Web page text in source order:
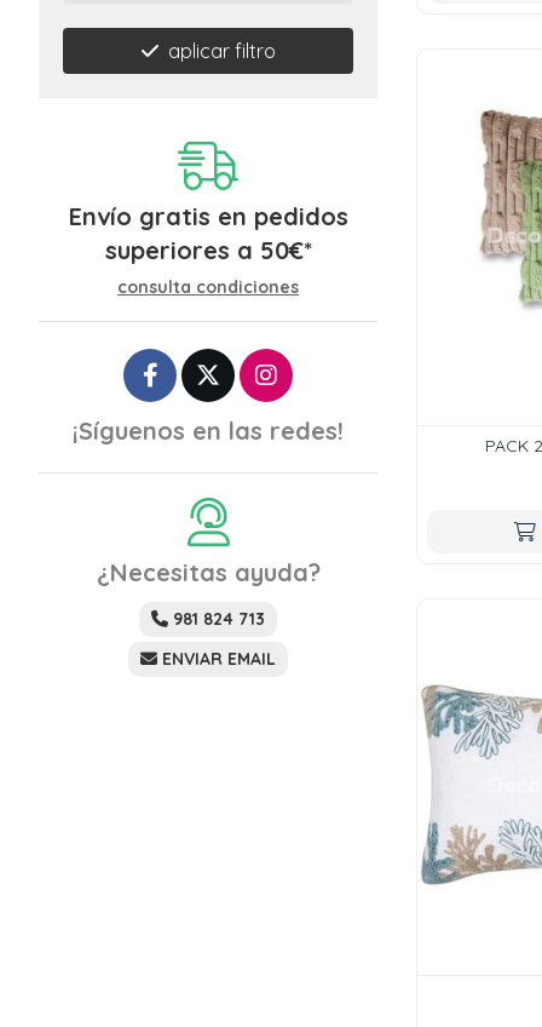
PACK
aplicar filtro
Envío gratis en pedidos
superiores a 50€*
consulta condiciones
¡Síguenos en las redes!
¿Necesitas ayuda?
981 824 713
ENVIAR EMAIL